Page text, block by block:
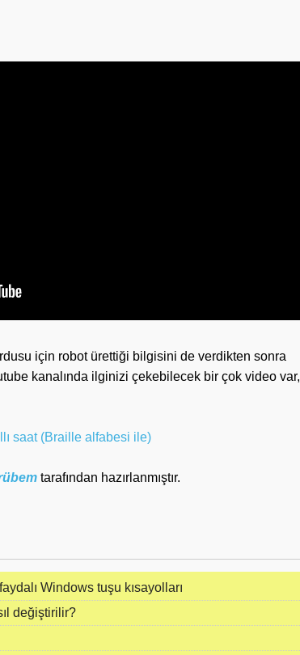
için robot ürettiği bilgisini de verdikten sonra
kanalında ilginizi çekebilecek bir çok video var,
saat (Braille alfabesi ile)
tarafından hazırlanmıştır.
Windows tuşu kısayolları
değiştirilir?